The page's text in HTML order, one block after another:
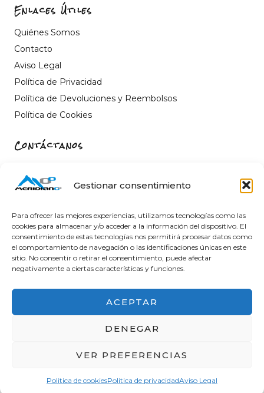
Gestionar consentimiento
Para ofrecer las mejores experiencias, utilizamos tecnologías como las
cookies para almacenar y/o acceder a la información del dispositivo. El
consentimiento de estas tecnologías nos permitirá procesar datos como
el comportamiento de navegación o las identificaciones únicas en este
sitio. No consentir o retirar el consentimiento, puede afectar
negativamente a ciertas características y funciones.
ACEPTAR
DENEGAR
VER PREFERENCIAS
Politica de cookiesPolitica de privacidadAviso Legal
Enlaces Útiles
Quiénes Somos
Contacto
Aviso Legal
Política de Privacidad
Política de Devoluciones y Reembolsos
Política de Cookies
Contáctanos
Castelló
info@meridiano-0.com
@ 2025 Diseñado byClicacs.com
Financiado por la Unión Europea – NextGenerationEU
en el Programa KIT Digital. Plan de Recuperación,
Generation EU». IMPORTE SUBVENCIONADO: 2000.00€